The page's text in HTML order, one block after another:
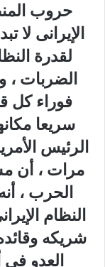
حروب
الإيرانى
لقدرة
الضربات ،
فوراء كل
سريعا
الرئيس
مرات ، أن
الحرب ،
النظام
شريكه
العدو